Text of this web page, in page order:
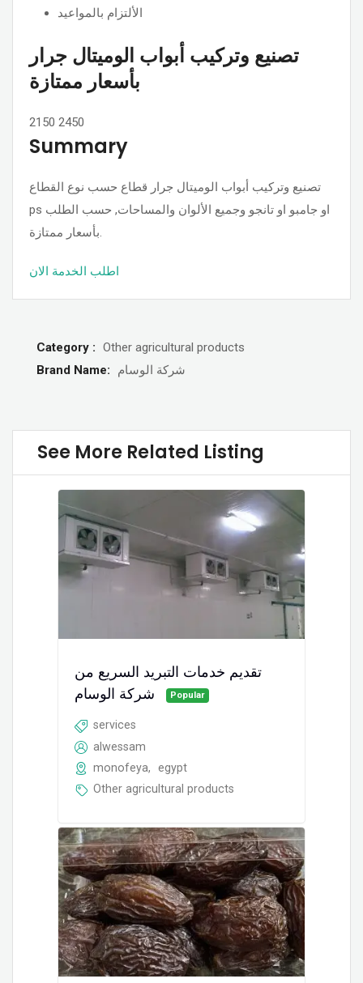
الألتزام بالمواعيد
تصنيع وتركيب أبواب الوميتال جرار
بأسعار ممتازة
2150 2450
Summary
تصنيع وتركيب أبواب الوميتال جرار قطاع حسب نوع القطاع
ps او جامبو او تانجو وجميع الألوان والمساحات, حسب الطلب
بأسعار ممتازة.
اطلب الخدمة الان
Category : Other agricultural products
Brand Name:
شركة الوسام
See More Related Listing
تقديم خدمات التبريد السريع من
شركة الوسام
Popular
services
alwessam
monofeya,
egypt
Other agricultural products